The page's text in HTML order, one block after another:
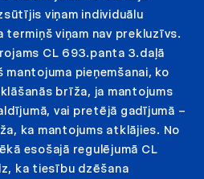
viņam individuālu
termiņš viņam nav prekluzīvs.
CL 693.panta 3.daļā
pieņemšanai, ko
brīža, ja mantojums
vai pretējā gadījumā –
ka mantojums atklājies. No
esošajā regulējumā CL
ka tiesību dzēšana